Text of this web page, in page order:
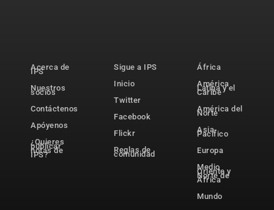
Acerca de
IPS
Nuestros
socios
Contáctenos
Apóyenos
¿Quieres
publicar
notas de
IPS?
Sigue a IPS
Inicio
Twitter
Facebook
Flickr
Reglas de
comunidad
África
América
Latina y el
Caribe
América del
Norte
Asia-
Pacífico
Europa
Medio
Oriente y
Norte de
África
Mundo